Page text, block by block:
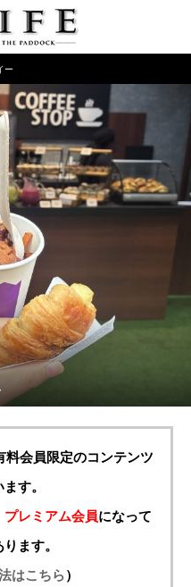
ー
料会員限定のコンテンツ
す。
プレミアム会員になって
ます。
はこちら）